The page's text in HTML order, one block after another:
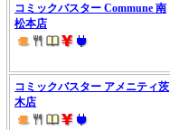
コミックバスター Commune 南
松本店
コミックバスター アメニティ茨
木店